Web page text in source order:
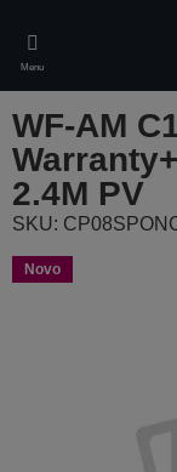
main
content
Menu
WF-AM
2.4M PV
SKU:
Novo